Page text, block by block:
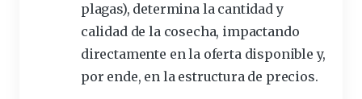
plagas), determina la cantidad y
calidad de la cosecha, impactando
directamente en la oferta disponible y,
por ende, en la estructura de precios.